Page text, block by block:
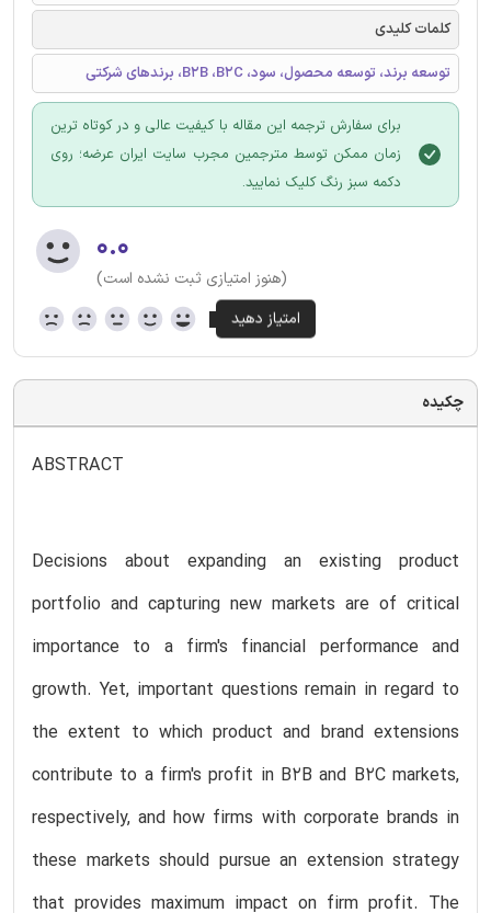
کلمات کلیدی
توسعه برند، توسعه محصول، سود، B2B ،B2C، برندهای شرکتی
برای سفارش ترجمه این مقاله با کیفیت عالی و در کوتاه ترین
زمان ممکن توسط مترجمین مجرب سایت ایران عرضه؛ روی
دکمه سبز رنگ کلیک نمایید.
۰.۰
(هنوز امتیازی ثبت نشده است)
چکیده
ABSTRACT
Decisions about expanding an existing product
portfolio and capturing new markets are of critical
importance to a firm's financial performance and
growth. Yet, important questions remain in regard to
the extent to which product and brand extensions
contribute to a firm's profit in B2B and B2C markets,
respectively, and how firms with corporate brands in
these markets should pursue an extension strategy
that provides maximum impact on firm profit. The